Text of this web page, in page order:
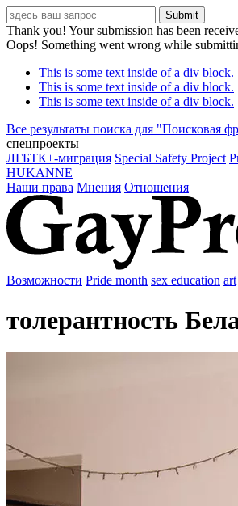
Thank you! Your submission has been
Oops! Something went wrong while
This is some text inside of a div block.
This is some text inside of a div block.
This is some text inside of a div block.
Все результаты поиска для "Поисковая
спецпроекты
ЛГБТК+-миграция Special Safety Project
HUKANNE
Наши права Мнения Отношения
Возможности Pride month sex education art
толерантность